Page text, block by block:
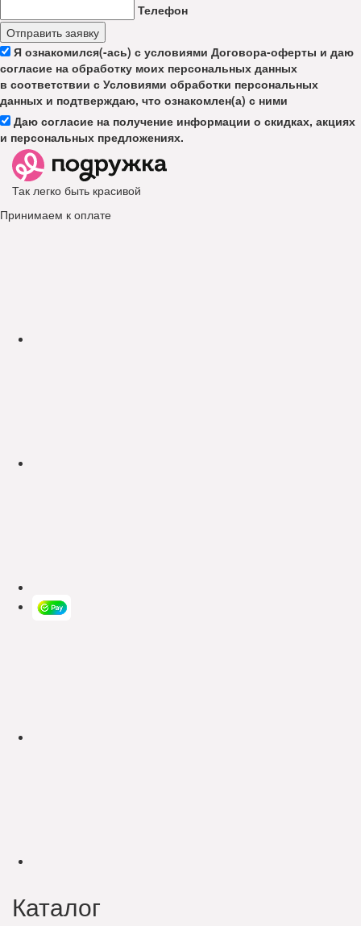
Телефон
Отправить заявку
Я ознакомился(-ась) с условиями Договора-оферты и даю
согласие на обработку моих персональных данных
в соответствии с Условиями обработки персональных
данных и подтверждаю, что ознакомлен(а) с ними
Даю согласие на получение информации о скидках, акциях
и персональных предложениях.
Так легко быть красивой
Принимаем к оплате
Каталог